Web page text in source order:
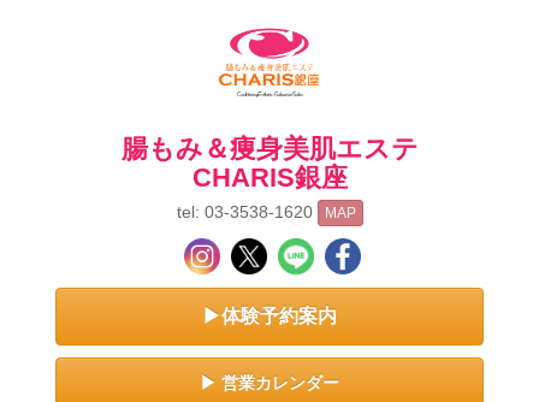
腸もみ＆痩身美肌エステ
CHARIS銀座
tel: 03-3538-1620 MAP
▶体験予約案内
▶ 営業カレンダー